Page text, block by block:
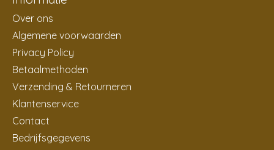
Over ons
Algemene voorwaarden
Privacy Policy
Betaalmethoden
Verzending & Retourneren
Klantenservice
Contact
Bedrijfsgegevens